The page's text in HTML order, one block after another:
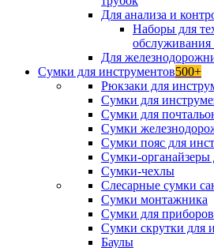
Для анализа и
Наборы для
Для
Сумки для инструментов500+
Рюкзаки для
Сумки для
Сумки для
Сумки
Сумки пояс для
Сумки-органайзеры
Сумки-чехлы
Слесарные сумки
Сумки монтажника
Сумки для приборов
Сумки скрутки для
Баулы